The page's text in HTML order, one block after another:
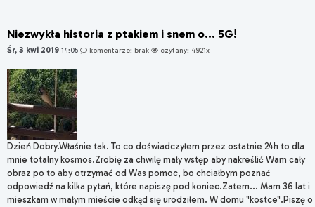
Niezwykła historia z ptakiem i snem o... 5G!
Śr, 3 kwi 2019 14:05 komentarze: brak czytany: 4921x
Dzień Dobry.Właśnie tak. To co doświadczyłem przez ostatnie 24h to dla
mnie totalny kosmos.Zrobię za chwilę mały wstęp aby nakreślić Wam cały
obraz po to aby otrzymać od Was pomoc, bo chciałbym poznać
odpowiedź na kilka pytań, które napiszę pod koniec.Zatem... Mam 36 lat i
mieszkam w małym mieście odkąd się urodziłem. W domu "kostce".Piszę o